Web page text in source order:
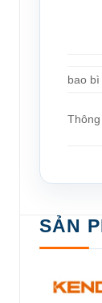
bao bì
SẢN